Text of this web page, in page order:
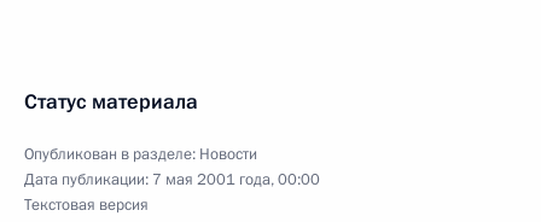
Статус материала
Опубликован в разделе: Новости
Дата публикации: 7 мая 2001 года, 00:00
Текстовая версия